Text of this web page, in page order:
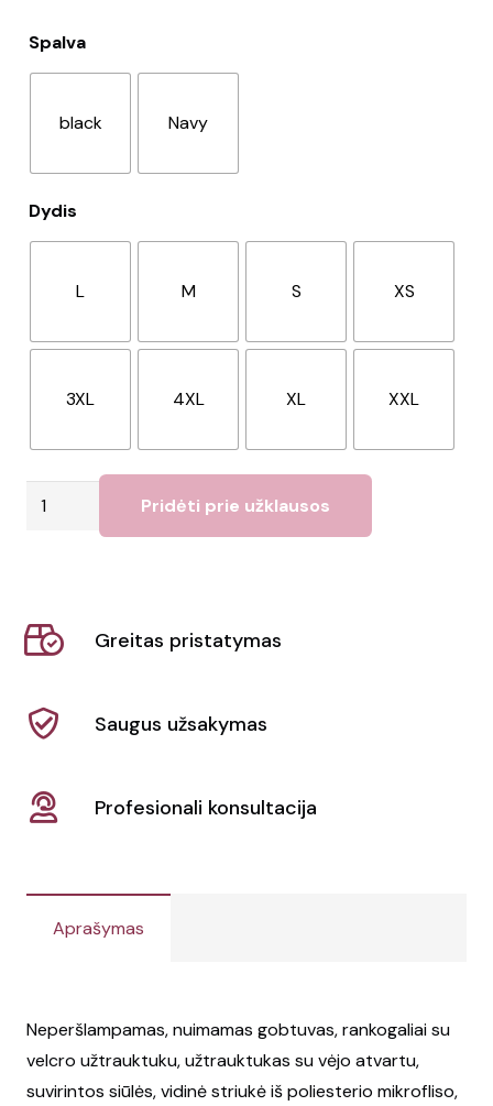
Spalva
black Navy
Dydis
L M S XS
3XL 4XL XL XXL
produkto
1"
striukė
K657
Pridėti prie užklausos
Greitas pristatymas
Saugus užsakymas
Profesionali konsultacija
Aprašymas
Neperšlampamas, nuimamas gobtuvas, rankogaliai su
velcro užtrauktuku, užtrauktukas su vėjo atvartu,
suvirintos siūlės, vidinė striukė iš poliesterio mikrofliso,